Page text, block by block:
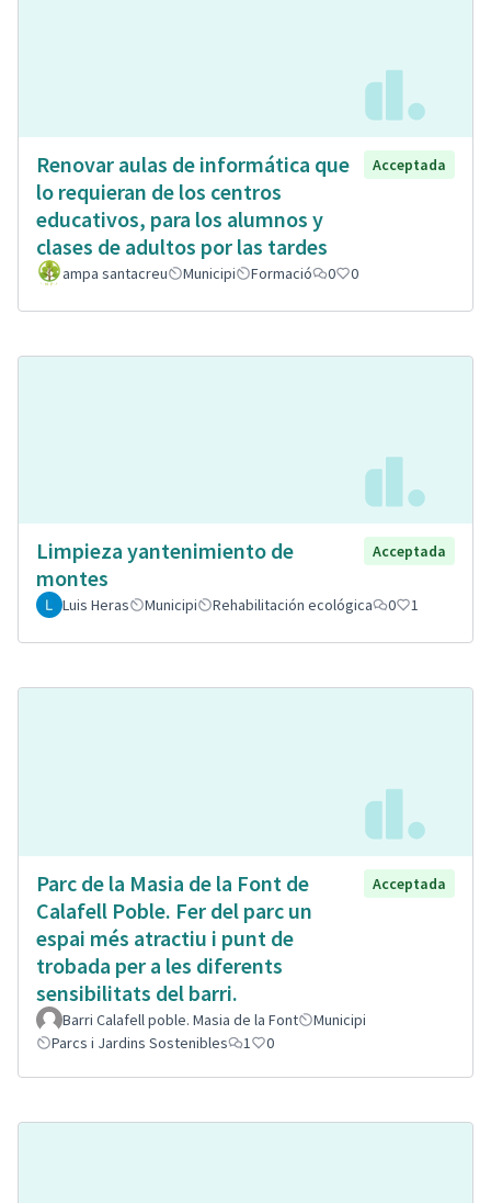
Renovar aulas de informática que
lo requieran de los centros
educativos, para los alumnos y
clases de adultos por las tardes
Acceptada
ampa santacreu Municipi Formació 0 0
Limpieza yantenimiento de
montes
Acceptada
Luis Heras Municipi Rehabilitación ecológica 0 1
Parc de la Masia de la Font de
Calafell Poble. Fer del parc un
espai més atractiu i punt de
trobada per a les diferents
sensibilitats del barri.
Acceptada
Barri Calafell poble. Masia de la Font
Municipi
Parcs i Jardins Sostenibles
1 0